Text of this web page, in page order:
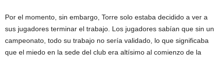
Por el momento, sin embargo, Torre solo estaba decidido a ver a
sus jugadores terminar el trabajo. Los jugadores sabían que sin un
campeonato, todo su trabajo no sería validado, lo que significaba
que el miedo en la sede del club era altísimo al comienzo de la